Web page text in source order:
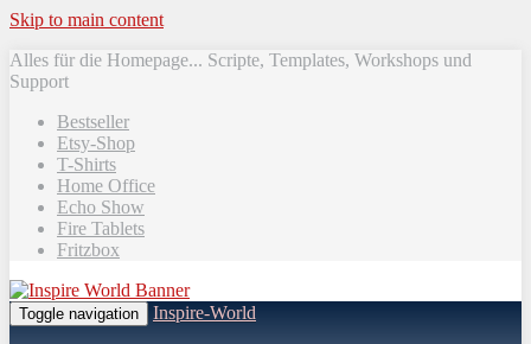
Skip to main content
Alles für die Homepage... Scripte, Templates, Workshops und
Support
Bestseller
Etsy-Shop
T-Shirts
Home Office
Echo Show
Fire Tablets
Fritzbox
Toggle navigation Inspire-World